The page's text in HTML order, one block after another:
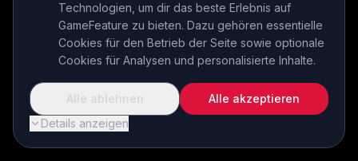
INSERT COIN TO CONTINUE...
Technologien, um dir das beste Erlebnis auf
GameFeature zu bieten. Dazu gehören essentielle
Cookies für den Betrieb der Seite sowie optionale
Cookies für Analysen und personalisierte Inhalte.
Details anzeigen
Alle ablehnen Alle akzeptieren